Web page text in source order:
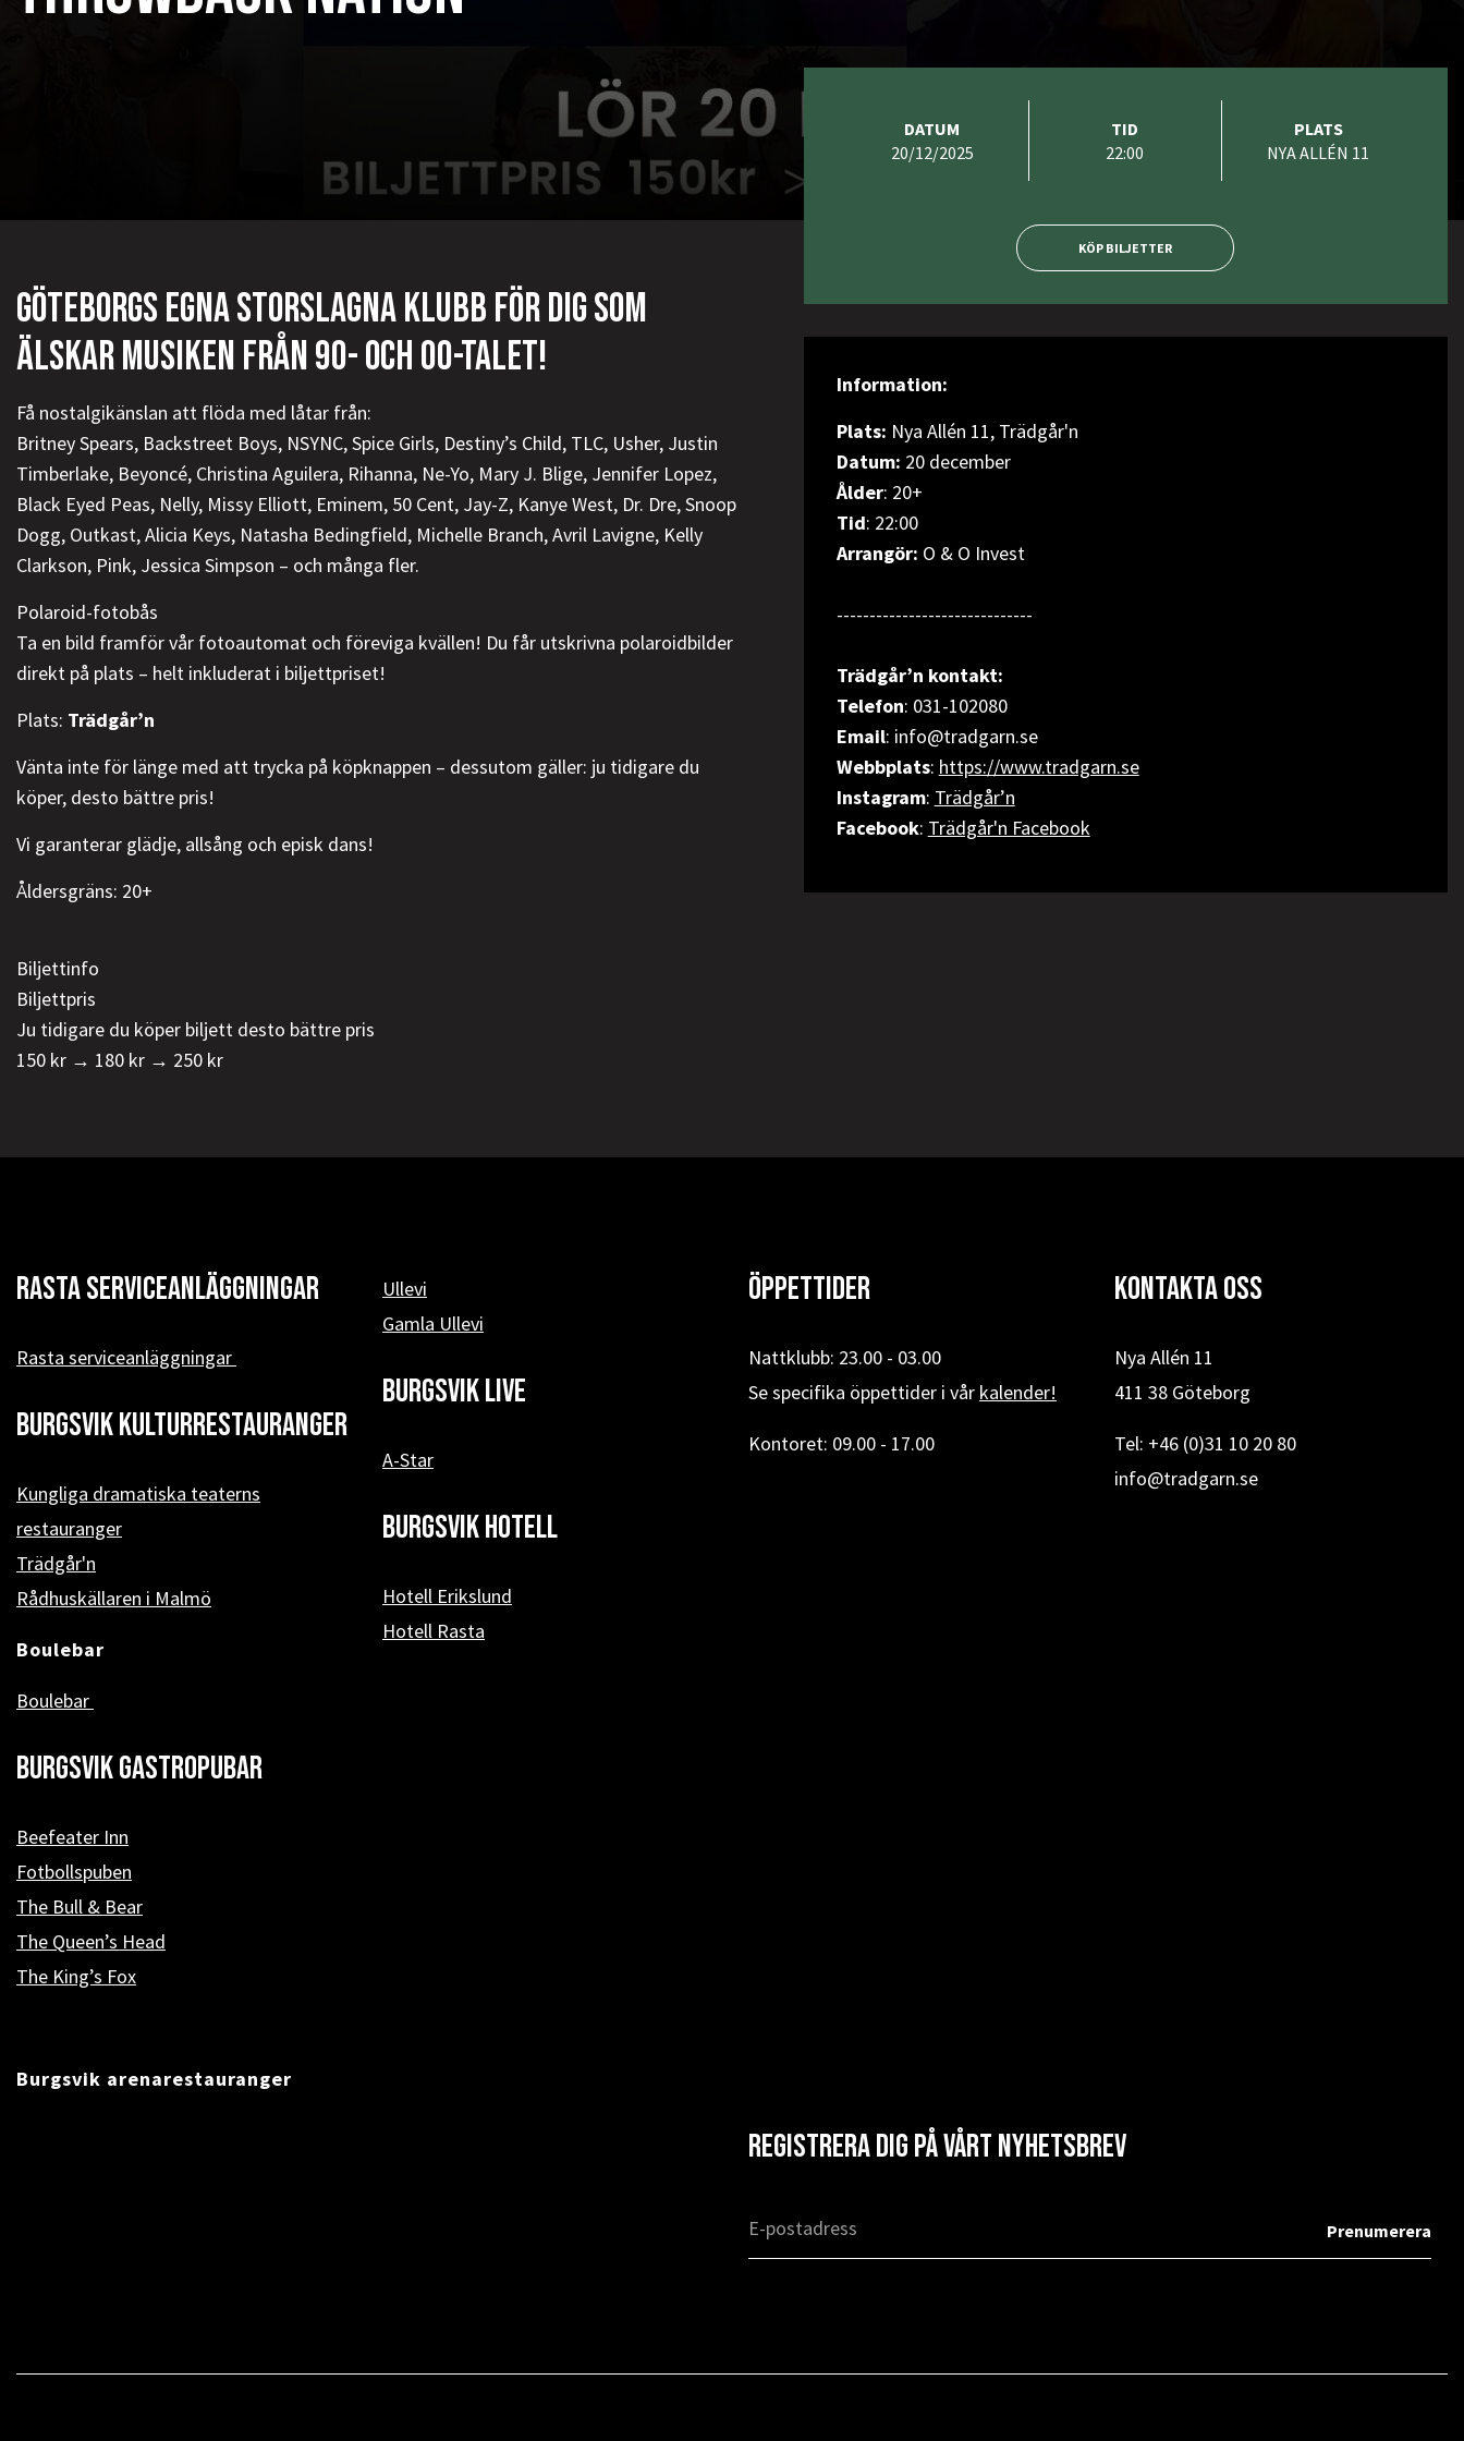
GÖTEBORGS EGNA STORSLAGNA KLUBB FÖR DIG SOM
ÄLSKAR MUSIKEN FRÅN 90- OCH 00-TALET!
Få nostalgikänslan att flöda med låtar från:
Britney Spears, Backstreet Boys, NSYNC, Spice Girls, Destiny’s Child, TLC, Usher, Justin
Timberlake, Beyoncé, Christina Aguilera, Rihanna, Ne-Yo, Mary J. Blige, Jennifer Lopez,
Black Eyed Peas, Nelly, Missy Elliott, Eminem, 50 Cent, Jay-Z, Kanye West, Dr. Dre, Snoop
Dogg, Outkast, Alicia Keys, Natasha Bedingfield, Michelle Branch, Avril Lavigne, Kelly
Clarkson, Pink, Jessica Simpson – och många fler.
Polaroid-fotobås
Ta en bild framför vår fotoautomat och föreviga kvällen! Du får utskrivna polaroidbilder
direkt på plats – helt inkluderat i biljettpriset!
Plats: Trädgår’n
Vänta inte för länge med att trycka på köpknappen – dessutom gäller: ju tidigare du
köper, desto bättre pris!
Vi garanterar glädje, allsång och episk dans!
Åldersgräns: 20+
Biljettinfo
Biljettpris
Ju tidigare du köper biljett desto bättre pris
150 kr → 180 kr → 250 kr
DATUM
20/12/2025
TID
22:00
PLATS
NYA ALLÉN 11
KÖP BILJETTER
Information:
Plats: Nya Allén 11, Trädgår'n
Datum: 20 december
Ålder: 20+
Tid: 22:00
Arrangör: O & O Invest
------------------------------
Trädgår’n kontakt:
Telefon: 031-102080
Email: info@tradgarn.se
Webbplats: https://www.tradgarn.se
Instagram: Trädgår’n
Facebook: Trädgår'n Facebook
Rasta serviceanläggningar
Rasta serviceanläggningar
Burgsvik kulturrestauranger
Kungliga dramatiska teaterns
restauranger
Trädgår'n
Rådhuskällaren i Malmö
Boulebar
Boulebar
Burgsvik Gastropubar
Beefeater Inn
Fotbollspuben
The Bull & Bear
The Queen’s Head
The King’s Fox
Burgsvik arenarestauranger
Ullevi
Gamla Ullevi
Burgsvik Live
A-Star
Burgsvik hotell
Hotell Erikslund
Hotell Rasta
Öppettider
Nattklubb: 23.00 - 03.00
Se specifika öppettider i vår kalender!
Kontoret: 09.00 - 17.00
Kontakta oss
Nya Allén 11
411 38 Göteborg
Tel: +46 (0)31 10 20 80
info@tradgarn.se
Registrera dig på vårt nyhetsbrev